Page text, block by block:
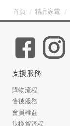
首頁 / 精品家電 /
支援服務
購物流程
售後服務
會員權益
退換貨流程